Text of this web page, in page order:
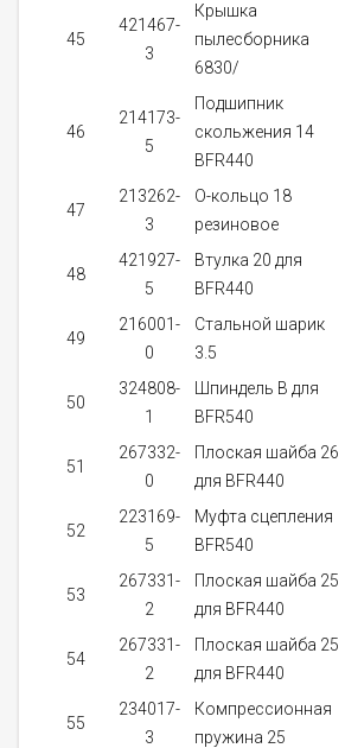
45
421467-
3
Крышка
пылесборника
6830/
46
214173-
5
Подшипник
скольжения 14
BFR440
47
213262-
3
О-кольцо 18
резиновое
48
421927-
5
Bтулка 20 для
BFR440
49
216001-
0
Стальной шарик
3.5
50
324808-
1
Шпиндель B для
BFR540
51
267332-
0
Плоская шайба 26
для BFR440
52
223169-
5
Муфта сцепления
BFR540
53
267331-
2
Плоская шайба 25
для BFR440
54
267331-
2
Плоская шайба 25
для BFR440
55
234017-
3
Компрессионная
пружина 25